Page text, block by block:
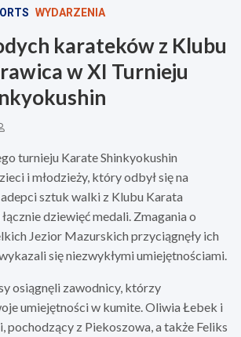
WYDARZENIA
karateków z Klubu
w XI Turnieju
turnieju Karate Shinkyokushin
i młodzieży, który odbył się na
sztuk walki z Klubu Karata
dziewięć medali. Zmagania o
Jezior Mazurskich przyciągnęły ich
się niezwykłymi umiejętnościami.
osiągnęli zawodnicy, którzy
umiejętności w kumite. Oliwia Łebek i
pochodzący z Piekoszowa, a także Feliks